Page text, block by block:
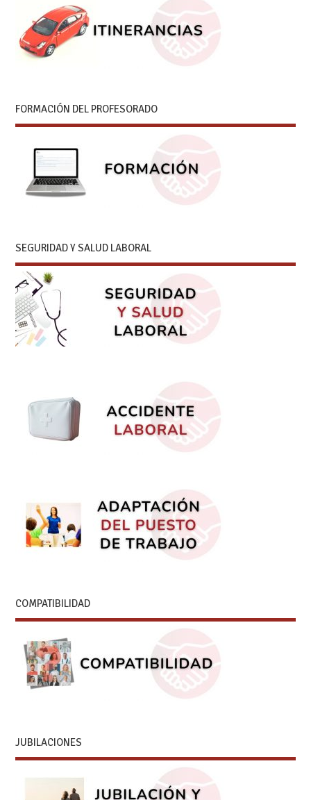
FORMACIÓN DEL PROFESORADO
SEGURIDAD Y SALUD LABORAL
COMPATIBILIDAD
JUBILACIONES